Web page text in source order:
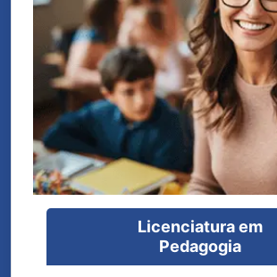
Licenciatura em
Pedagogia